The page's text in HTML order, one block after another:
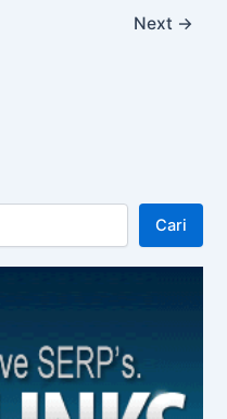
Next →
Cari